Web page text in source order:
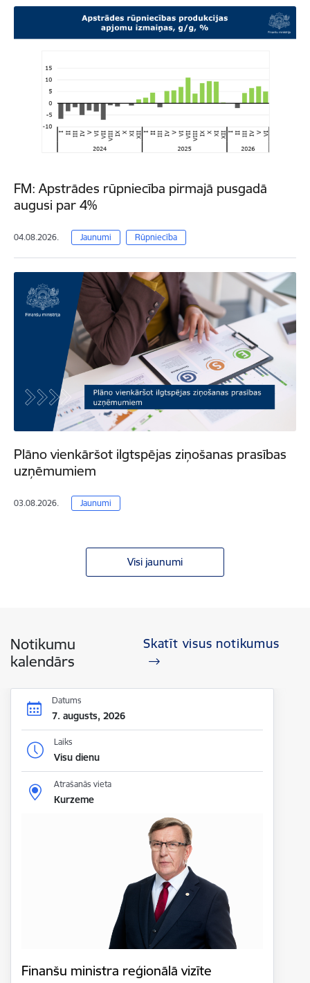
FM: Apstrādes rūpniecība pirmajā pusgadā
augusi par 4%
04.08.2026. Jaunumi Rūpniecība
Plāno vienkāršot ilgtspējas ziņošanas prasības
uzņēmumiem
03.08.2026. Jaunumi
Visi jaunumi
Notikumu
kalendārs
Skatīt visus notikumus
Datums
7. augusts, 2026
Laiks
Visu dienu
Atrašanās vieta
Kurzeme
Finanšu ministra reģionālā vizīte